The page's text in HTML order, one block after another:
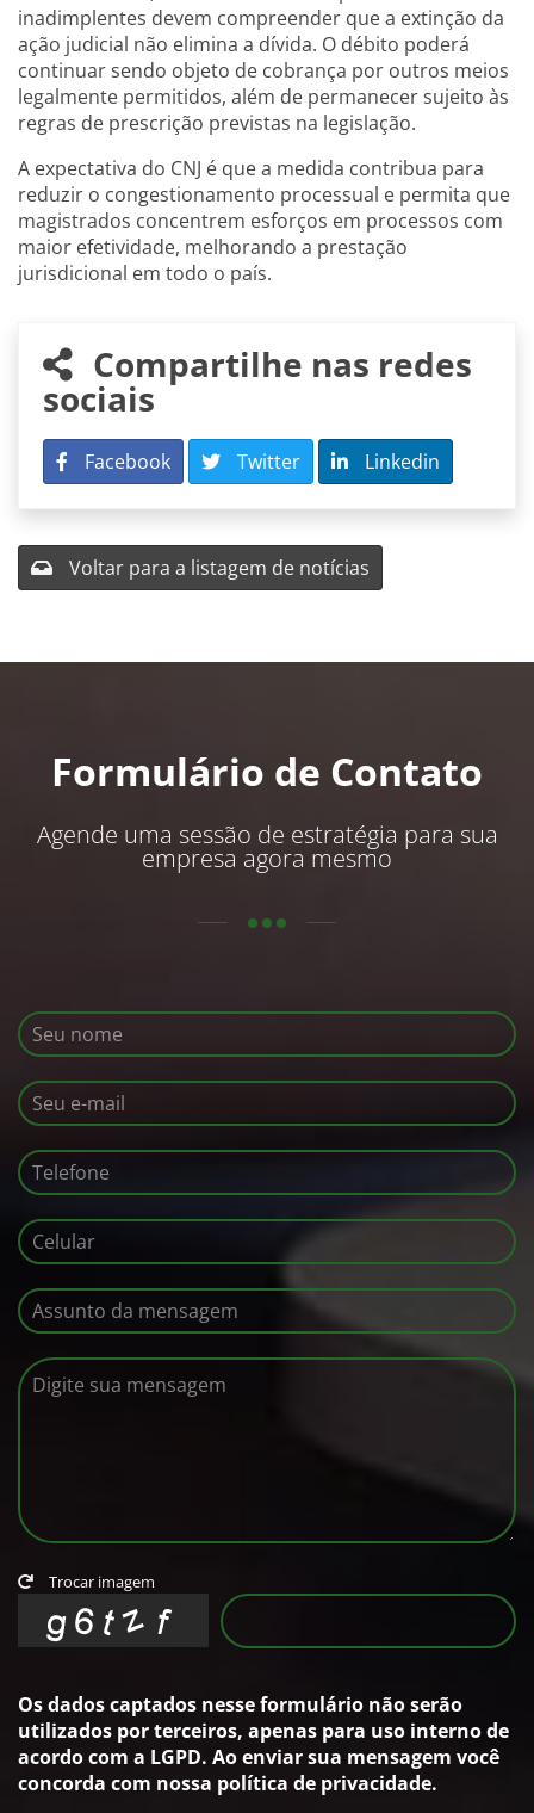
inadimplentes devem compreender que a extinção da
ação judicial não elimina a dívida. O débito poderá
continuar sendo objeto de cobrança por outros meios
legalmente permitidos, além de permanecer sujeito às
regras de prescrição previstas na legislação.
A expectativa do CNJ é que a medida contribua para
reduzir o congestionamento processual e permita que
magistrados concentrem esforços em processos com
maior efetividade, melhorando a prestação
jurisdicional em todo o país.
Compartilhe nas redes
sociais
Facebook Twitter Linkedin
Voltar para a listagem de notícias
Formulário de Contato
Agende uma sessão de estratégia para sua
empresa agora mesmo
Trocar imagem
Os dados captados nesse formulário não serão
utilizados por terceiros, apenas para uso interno de
acordo com a LGPD. Ao enviar sua mensagem você
concorda com nossa política de privacidade.